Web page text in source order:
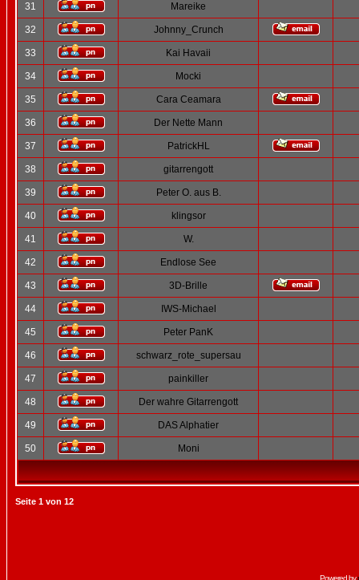
31 Mareike
32 Johnny_Crunch
33 Kai Havaii
34 Mocki
35 Cara Ceamara
36 Der Nette Mann
37 PatrickHL
38 gitarrengott
39 Peter O. aus B.
40 klingsor
41 W.
42 Endlose See
43 3D-Brille
44 IWS-Michael
45 Peter PanK
46 schwarz_rote_supersau
47 painkiller
48 Der wahre Gitarrengott
49 DAS Alphatier
50 Moni
Seite 1 von 12
Powered by